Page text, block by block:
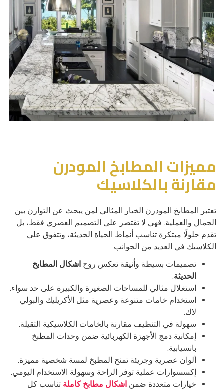
مميزات المطابخ المودرن
مقارنة بالكلاسيك
تعتبر المطابخ المودرن الخيار المثالي لمن يبحث عن التوازن بين
الجمال والعملية. فهي لا تقتصر على التصميم العصري فقط، بل
تقدم حلولًا مبتكرة تناسب أنماط الحياة الحديثة، وتتفوق على
الكلاسيك في العديد من الجوانب:
تصميمات بسيطة وأنيقة تعكس روح اشكال المطابخ
الحديثة.
استغلال مثالي للمساحات الصغيرة والكبيرة على حد سواء.
استخدام خامات متنوعة وعصرية مثل الأكريليك والبولي
لاك.
سهولة في التنظيف مقارنة بالخامات الكلاسيكية الثقيلة.
إمكانية دمج الأجهزة الكهربائية ضمن وحدات المطبخ
بانسيابية.
ألوان عصرية وجريئة تمنح المطبخ لمسة شخصية مميزة.
إكسسوارات عملية توفر الراحة وسهولة الاستخدام اليومي.
خيارات متعددة ضمن اشكال مطابخ كاملة تناسب كل